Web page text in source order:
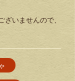
ざいませんので、